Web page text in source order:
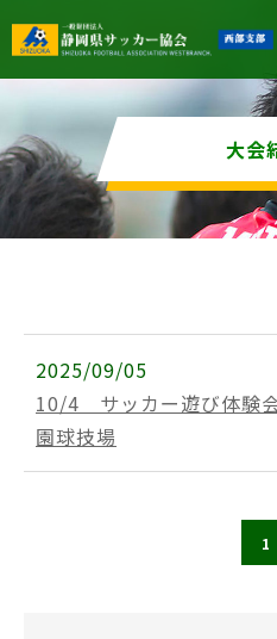
大会
2025/09/05
10/4 サッカー遊び体験
園球技場
1